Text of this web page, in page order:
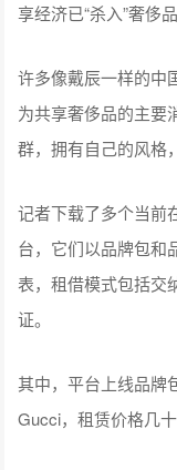
享经济已“杀入”奢侈品
许多像戴辰一样的中
为共享奢侈品的主要
群，拥有自己的风格
记者下载了多个当前
台，它们以品牌包和
表，租借模式包括交
证。
其中，平台上线品牌
Gucci，租赁价格几